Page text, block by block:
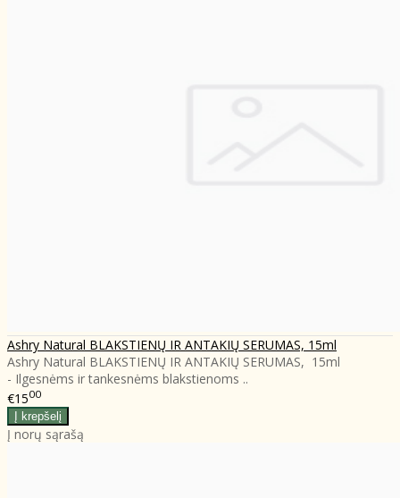
Ashry Natural BLAKSTIENŲ IR ANTAKIŲ SERUMAS, 15ml
Ashry Natural BLAKSTIENŲ IR ANTAKIŲ SERUMAS, 15ml
- Ilgesnėms ir tankesnėms blakstienoms ..
€1500
Į norų sąrašą